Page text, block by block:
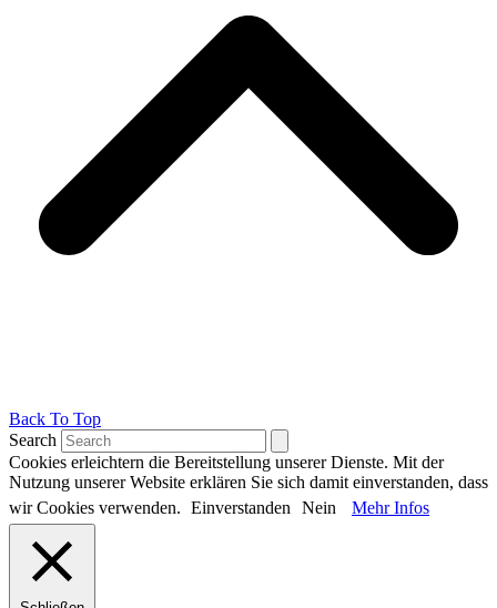
Back To Top
Search
Cookies erleichtern die Bereitstellung unserer Dienste. Mit der
Nutzung unserer Website erklären Sie sich damit einverstanden, dass
wir Cookies verwenden. Einverstanden Nein Mehr Infos